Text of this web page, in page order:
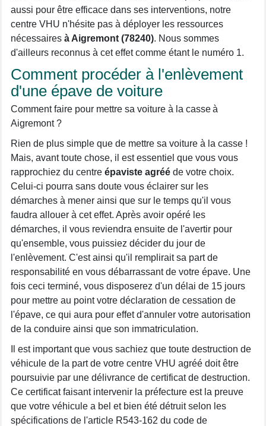
aussi pour être efficace dans ses interventions, notre
centre VHU n'hésite pas à déployer les ressources
nécessaires à Aigremont (78240). Nous sommes
d'ailleurs reconnus à cet effet comme étant le numéro 1.
Comment procéder à l'enlèvement
d'une épave de voiture
Comment faire pour mettre sa voiture à la casse à
Aigremont ?
Rien de plus simple que de mettre sa voiture à la casse !
Mais, avant toute chose, il est essentiel que vous vous
rapprochiez du centre épaviste agréé de votre choix.
Celui-ci pourra sans doute vous éclairer sur les
démarches à mener ainsi que sur le temps qu'il vous
faudra allouer à cet effet. Après avoir opéré les
démarches, il vous reviendra ensuite de l'avertir pour
qu'ensemble, vous puissiez décider du jour de
l'enlèvement. C'est ainsi qu'il remplirait sa part de
responsabilité en vous débarrassant de votre épave. Une
fois ceci terminé, vous disposerez d'un délai de 15 jours
pour mettre au point votre déclaration de cessation de
l'épave, ce qui aura pour effet d'annuler votre autorisation
de la conduire ainsi que son immatriculation.
Il est important que vous sachiez que toute destruction de
véhicule de la part de votre centre VHU agréé doit être
poursuivie par une délivrance de certificat de destruction.
Ce certificat faisant intervenir la préfecture est la preuve
que votre véhicule a bel et bien été détruit selon les
spécifications de l'article R543-162 du code de